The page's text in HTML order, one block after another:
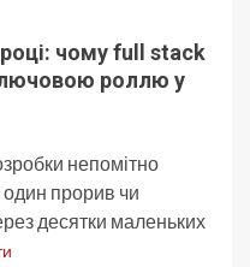
чому full stack
роллю у
непомітно
один прорив чи
десятки маленьких